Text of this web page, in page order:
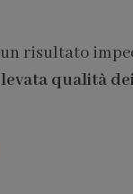
risultato
qualità